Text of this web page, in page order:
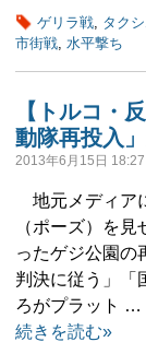
ゲリラ戦, タク
市街戦, 水平撃ち
【トルコ・
動隊再投入
2013年6月15日 18:27
地元メディア
（ポーズ）を
ったゲジ公園の
判決に従う」
ろがプラット …
続きを読む»